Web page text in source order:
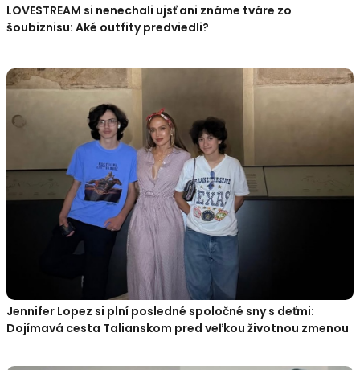
LOVESTREAM si nenechali ujsť ani známe tváre zo
šoubiznisu: Aké outfity predviedli?
Jennifer Lopez si plní posledné spoločné sny s deťmi:
Dojímavá cesta Talianskom pred veľkou životnou zmenou